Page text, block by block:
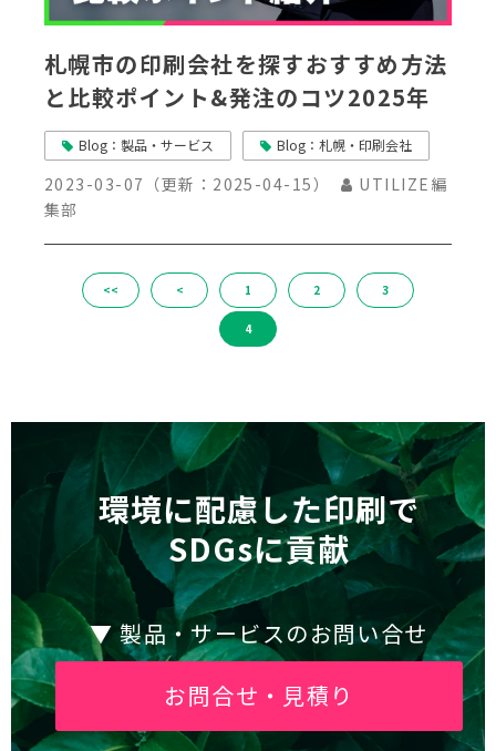
札幌市の印刷会社を探すおすすめ方法
と比較ポイント&発注のコツ2025年
Blog：製品・サービス Blog：札幌・印刷会社
2023-03-07 （更新： 2025-04-15）
UTILIZE編
集部
<< < 1 2 3
4
環境に配慮した印刷で
SDGsに貢献
▼ 製品・サービスのお問い合せ
お問合せ・見積り